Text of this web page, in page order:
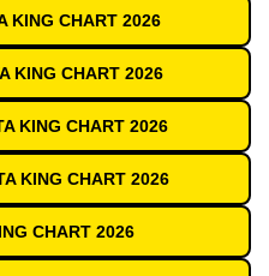
KING CHART 2026
KING CHART 2026
KING CHART 2026
KING CHART 2026
CHART 2026